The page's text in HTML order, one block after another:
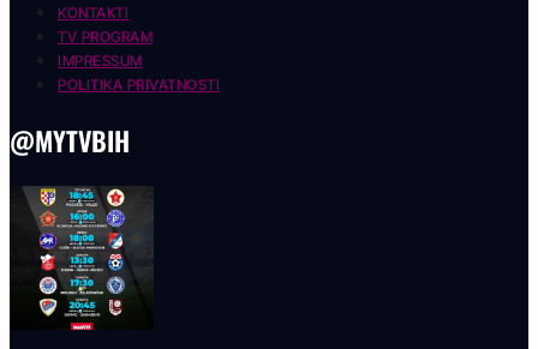
KONTAKTI
TV PROGRAM
IMPRESSUM
POLITIKA PRIVATNOSTI
@MYTVBIH